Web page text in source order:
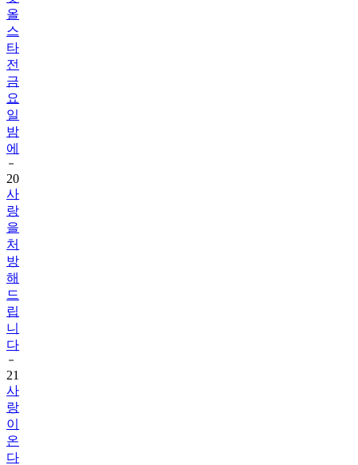
올
스
타
전
금
요
일
밤
에
20
사
랑
을
처
방
해
드
립
니
다
21
사
랑
이
온
다